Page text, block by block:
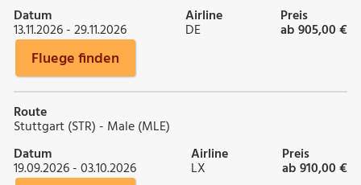
Datum
13.11.2026 - 29.11.2026
Airline
DE
Preis
ab 905,00 €
Fluege finden
Route
Stuttgart (STR) - Male (MLE)
Datum
19.09.2026 - 03.10.2026
Airline
LX
Preis
ab 910,00 €